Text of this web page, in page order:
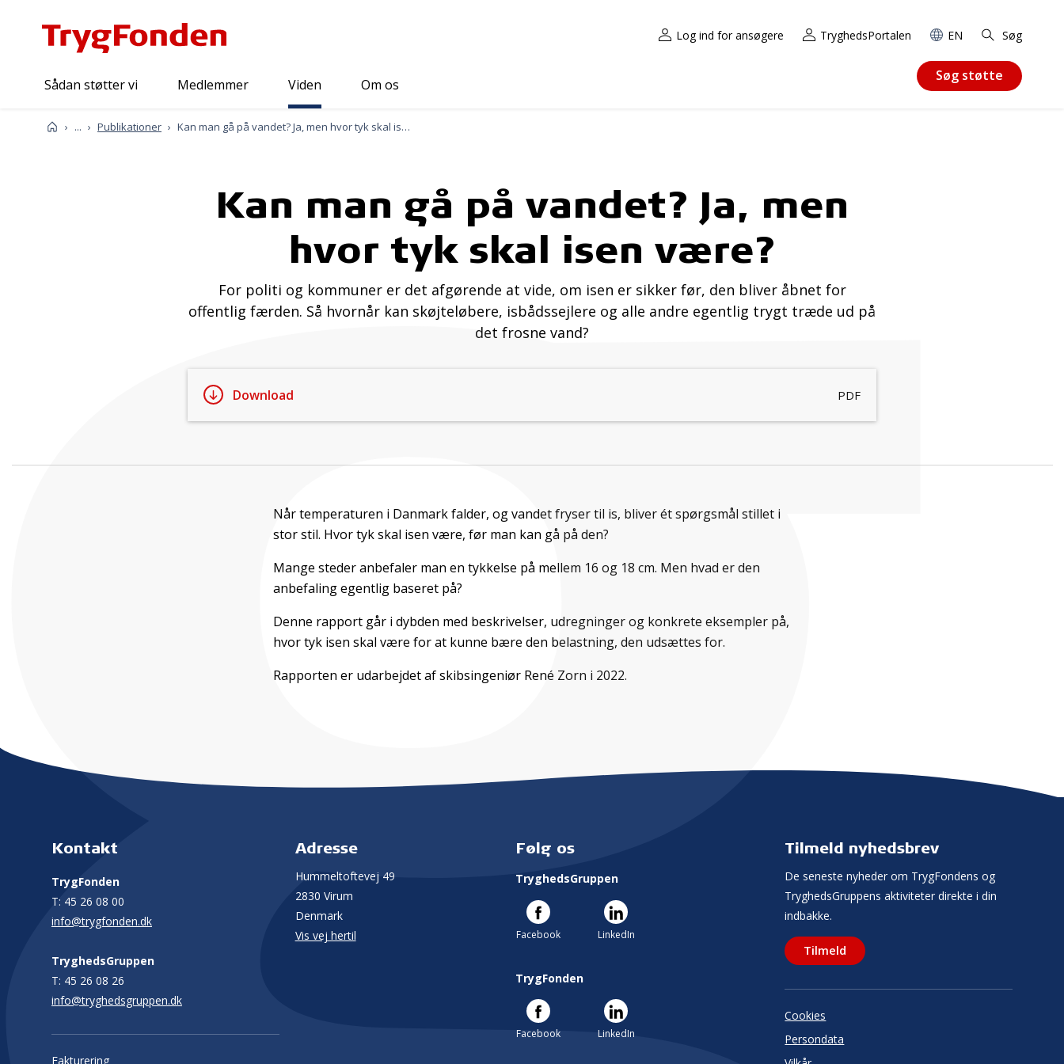
Log ind for ansøgere TryghedsPortalen EN Søg
Sådan støtter vi Medlemmer Viden Om os
Søg støtte
Forside
...
Viden Publikationer Kan man gå på vandet? Ja, men hvor tyk skal isen være?
Kan man gå på vandet? Ja, men
hvor tyk skal isen være?
For politi og kommuner er det afgørende at vide, om isen er sikker før, den bliver åbnet for
offentlig færden. Så hvornår kan skøjteløbere, isbådssejlere og alle andre egentlig trygt træde ud på
det frosne vand?
Download PDF
Når temperaturen i Danmark falder, og vandet fryser til is, bliver ét spørgsmål stillet i
stor stil. Hvor tyk skal isen være, før man kan gå på den?
Mange steder anbefaler man en tykkelse på mellem 16 og 18 cm. Men hvad er den
anbefaling egentlig baseret på?
Denne rapport går i dybden med beskrivelser, udregninger og konkrete eksempler på,
hvor tyk isen skal være for at kunne bære den belastning, den udsættes for.
Rapporten er udarbejdet af skibsingeniør René Zorn i 2022.
Tilmeld nyhedsbrev
De seneste nyheder om TrygFondens og
TryghedsGruppens aktiviteter direkte i din
indbakke.
Tilmeld
Kontakt
TrygFonden
T: 45 26 08 00
info@trygfonden.dk
TryghedsGruppen
T: 45 26 08 26
info@tryghedsgruppen.dk
Adresse
Hummeltoftevej 49
2830 Virum
Denmark
Vis vej hertil
Fakturering
Cookies
Persondata
Følg os
TryghedsGruppen
Facebook LinkedIn
TrygFonden
Facebook LinkedIn